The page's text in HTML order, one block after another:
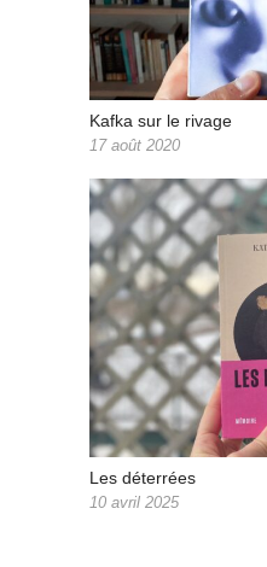
Kafka sur le rivage
17 août 2020
Les déterrées
10 avril 2025